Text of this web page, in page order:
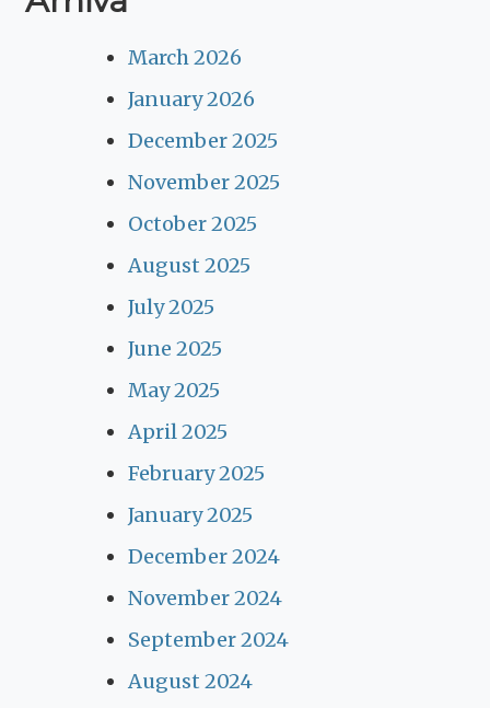
March 2026
January 2026
December 2025
November 2025
October 2025
August 2025
July 2025
June 2025
May 2025
April 2025
February 2025
January 2025
December 2024
November 2024
September 2024
August 2024